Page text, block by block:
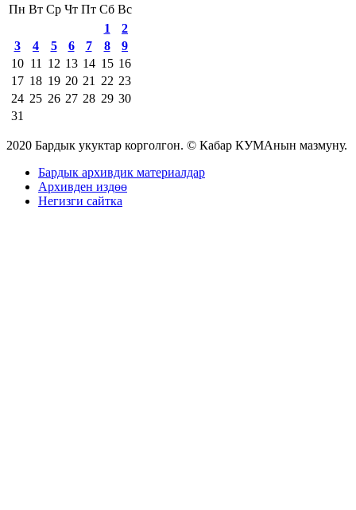
Пн Вт Ср Чт Пт Сб Вс
1
2
3
4 5 6 7 8
9
10 11 12 13 14 15 16
17 18 19 20 21 22 23
24 25 26 27 28 29 30
31
2020 Бардык укуктар корголгон. © Кабар КУМАнын мазмуну.
Бардык архивдик материалдар
Архивден издөө
Негизги сайтка